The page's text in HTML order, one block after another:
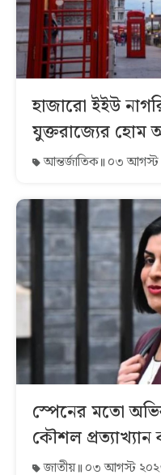
হাজারো ইইউ
যুক্তরাজ্যের হোম
আন্তর্জাতিক ০৩ আগস্ট
স্পেনের মতো
কৌশল
জাতীয় ০৩ আগস্ট